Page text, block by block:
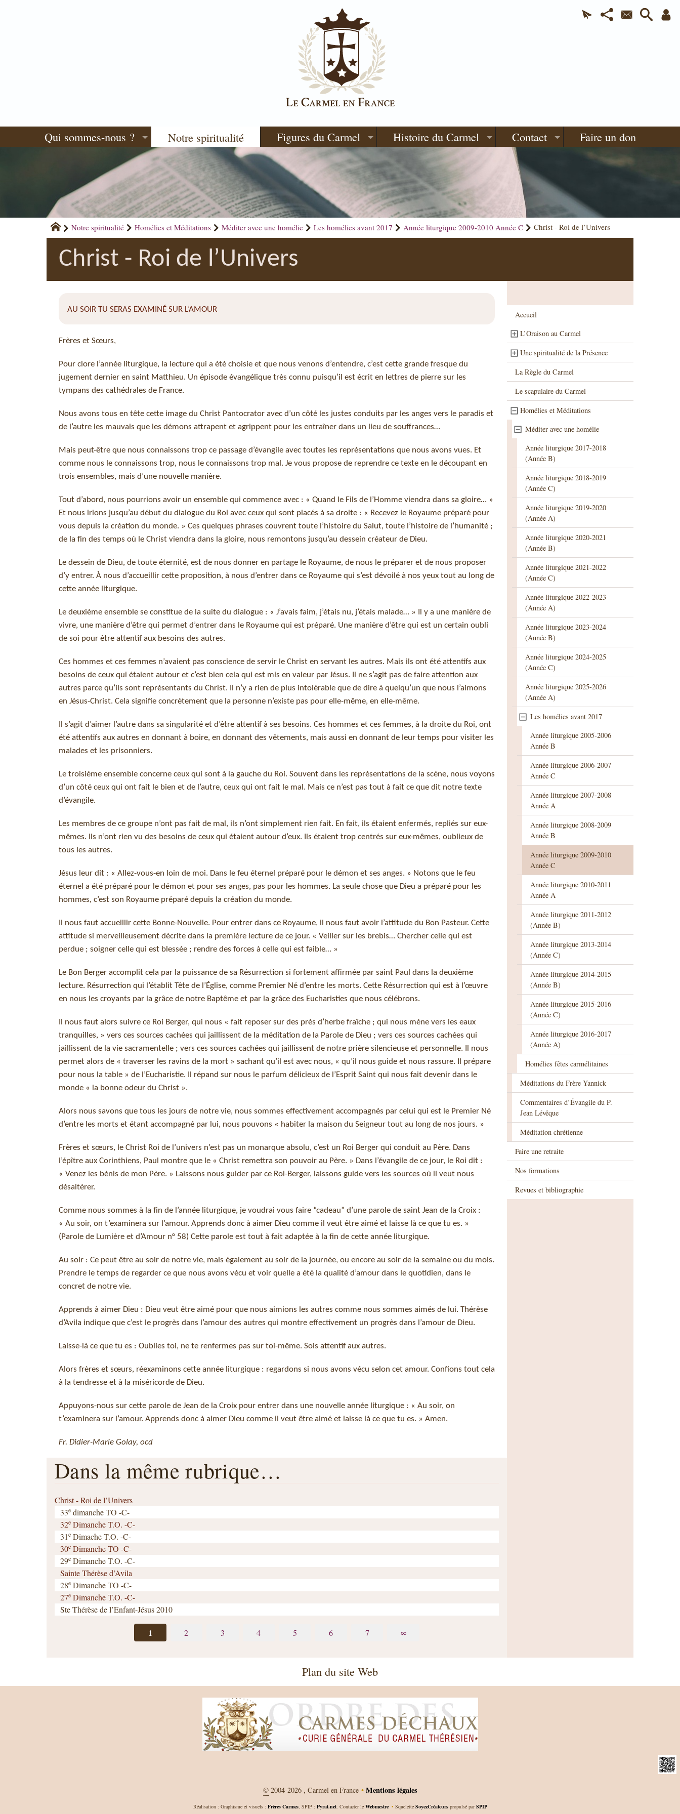
Qui sommes-nous ? Notre spiritualité Figures du Carmel Histoire du Carmel Contact Faire un don
Notre spiritualité Homélies et Méditations Méditer avec une homélie Les homélies avant 2017 Année liturgique 2009-2010 Année C Christ - Roi de l’Univers
Christ - Roi de l’Univers
AU SOIR TU SERAS EXAMINÉ SUR L’AMOUR
Frères et Sœurs,
Pour clore l’année liturgique, la lecture qui a été choisie et que nous venons d’entendre, c’est cette grande fresque du
jugement dernier en saint Matthieu. Un épisode évangélique très connu puisqu’il est écrit en lettres de pierre sur les
tympans des cathédrales de France.
Nous avons tous en tête cette image du Christ Pantocrator avec d’un côté les justes conduits par les anges vers le paradis et
de l’autre les mauvais que les démons attrapent et agrippent pour les entraîner dans un lieu de souffrances…
Mais peut-être que nous connaissons trop ce passage d’évangile avec toutes les représentations que nous avons vues. Et
comme nous le connaissons trop, nous le connaissons trop mal. Je vous propose de reprendre ce texte en le découpant en
trois ensembles, mais d’une nouvelle manière.
Tout d’abord, nous pourrions avoir un ensemble qui commence avec : « Quand le Fils de l’Homme viendra dans sa gloire… »
Et nous irions jusqu’au début du dialogue du Roi avec ceux qui sont placés à sa droite : « Recevez le Royaume préparé pour
vous depuis la création du monde. » Ces quelques phrases couvrent toute l’histoire du Salut, toute l’histoire de l’humanité ;
de la fin des temps où le Christ viendra dans la gloire, nous remontons jusqu’au dessein créateur de Dieu.
Le dessein de Dieu, de toute éternité, est de nous donner en partage le Royaume, de nous le préparer et de nous proposer
d’y entrer. À nous d’accueillir cette proposition, à nous d’entrer dans ce Royaume qui s’est dévoilé à nos yeux tout au long de
cette année liturgique.
Le deuxième ensemble se constitue de la suite du dialogue : « J’avais faim, j’étais nu, j’étais malade… » Il y a une manière de
vivre, une manière d’être qui permet d’entrer dans le Royaume qui est préparé. Une manière d’être qui est un certain oubli
de soi pour être attentif aux besoins des autres.
Ces hommes et ces femmes n’avaient pas conscience de servir le Christ en servant les autres. Mais ils ont été attentifs aux
besoins de ceux qui étaient autour et c’est bien cela qui est mis en valeur par Jésus. Il ne s’agit pas de faire attention aux
autres parce qu’ils sont représentants du Christ. Il n’y a rien de plus intolérable que de dire à quelqu’un que nous l’aimons
en Jésus-Christ. Cela signifie concrètement que la personne n’existe pas pour elle-même, en elle-même.
Il s’agit d’aimer l’autre dans sa singularité et d’être attentif à ses besoins. Ces hommes et ces femmes, à la droite du Roi, ont
été attentifs aux autres en donnant à boire, en donnant des vêtements, mais aussi en donnant de leur temps pour visiter les
malades et les prisonniers.
Le troisième ensemble concerne ceux qui sont à la gauche du Roi. Souvent dans les représentations de la scène, nous voyons
d’un côté ceux qui ont fait le bien et de l’autre, ceux qui ont fait le mal. Mais ce n’est pas tout à fait ce que dit notre texte
d’évangile.
Les membres de ce groupe n’ont pas fait de mal, ils n’ont simplement rien fait. En fait, ils étaient enfermés, repliés sur eux-
mêmes. Ils n’ont rien vu des besoins de ceux qui étaient autour d’eux. Ils étaient trop centrés sur eux-mêmes, oublieux de
tous les autres.
Jésus leur dit : « Allez-vous-en loin de moi. Dans le feu éternel préparé pour le démon et ses anges. » Notons que le feu
éternel a été préparé pour le démon et pour ses anges, pas pour les hommes. La seule chose que Dieu a préparé pour les
hommes, c’est son Royaume préparé depuis la création du monde.
Il nous faut accueillir cette Bonne-Nouvelle. Pour entrer dans ce Royaume, il nous faut avoir l’attitude du Bon Pasteur. Cette
attitude si merveilleusement décrite dans la première lecture de ce jour. « Veiller sur les brebis… Chercher celle qui est
perdue ; soigner celle qui est blessée ; rendre des forces à celle qui est faible… »
Le Bon Berger accomplit cela par la puissance de sa Résurrection si fortement affirmée par saint Paul dans la deuxième
lecture. Résurrection qui l’établit Tête de l’Église, comme Premier Né d’entre les morts. Cette Résurrection qui est à l’œuvre
en nous les croyants par la grâce de notre Baptême et par la grâce des Eucharisties que nous célébrons.
Il nous faut alors suivre ce Roi Berger, qui nous « fait reposer sur des près d’herbe fraîche ; qui nous mène vers les eaux
tranquilles, » vers ces sources cachées qui jaillissent de la méditation de la Parole de Dieu ; vers ces sources cachées qui
jaillissent de la vie sacramentelle ; vers ces sources cachées qui jaillissent de notre prière silencieuse et personnelle. Il nous
permet alors de « traverser les ravins de la mort » sachant qu’il est avec nous, « qu’il nous guide et nous rassure. Il prépare
pour nous la table » de l’Eucharistie. Il répand sur nous le parfum délicieux de l’Esprit Saint qui nous fait devenir dans le
monde « la bonne odeur du Christ ».
Alors nous savons que tous les jours de notre vie, nous sommes effectivement accompagnés par celui qui est le Premier Né
d’entre les morts et étant accompagné par lui, nous pouvons « habiter la maison du Seigneur tout au long de nos jours. »
Frères et sœurs, le Christ Roi de l’univers n’est pas un monarque absolu, c’est un Roi Berger qui conduit au Père. Dans
l’épître aux Corinthiens, Paul montre que le « Christ remettra son pouvoir au Père. » Dans l’évangile de ce jour, le Roi dit :
« Venez les bénis de mon Père. » Laissons nous guider par ce Roi-Berger, laissons guide vers les sources où il veut nous
désaltérer.
Comme nous sommes à la fin de l’année liturgique, je voudrai vous faire “cadeau” d’une parole de saint Jean de la Croix :
« Au soir, on t’examinera sur l’amour. Apprends donc à aimer Dieu comme il veut être aimé et laisse là ce que tu es. »
(Parole de Lumière et d’Amour n° 58) Cette parole est tout à fait adaptée à la fin de cette année liturgique.
Au soir : Ce peut être au soir de notre vie, mais également au soir de la journée, ou encore au soir de la semaine ou du mois.
Prendre le temps de regarder ce que nous avons vécu et voir quelle a été la qualité d’amour dans le quotidien, dans le
concret de notre vie.
Apprends à aimer Dieu : Dieu veut être aimé pour que nous aimions les autres comme nous sommes aimés de lui. Thérèse
d’Avila indique que c’est le progrès dans l’amour des autres qui montre effectivement un progrès dans l’amour de Dieu.
Laisse-là ce que tu es : Oublies toi, ne te renfermes pas sur toi-même. Sois attentif aux autres.
Alors frères et sœurs, réexaminons cette année liturgique : regardons si nous avons vécu selon cet amour. Confions tout cela
à la tendresse et à la miséricorde de Dieu.
Appuyons-nous sur cette parole de Jean de la Croix pour entrer dans une nouvelle année liturgique : « Au soir, on
t’examinera sur l’amour. Apprends donc à aimer Dieu comme il veut être aimé et laisse là ce que tu es. » Amen.
Fr. Didier-Marie Golay, ocd
Dans la même rubrique…
Christ - Roi de l’Univers
33e dimanche TO -C-
32e Dimanche T.O. -C-
31e Dimache T.O. -C-
30e Dimanche TO -C-
29e Dimanche T.O. -C-
Sainte Thérèse d’Avila
28e Dimanche TO -C-
27e Dimanche T.O. -C-
Ste Thérèse de l’Enfant-Jésus 2010
1 2 3 4 5 6 7 ∞
Accueil
L’Oraison au Carmel
Une spiritualité de la Présence
La Règle du Carmel
Le scapulaire du Carmel
Homélies et Méditations
Méditer avec une homélie
Année liturgique 2017-2018
(Année B)
Année liturgique 2018-2019
(Année C)
Année liturgique 2019-2020
(Année A)
Année liturgique 2020-2021
(Année B)
Année liturgique 2021-2022
(Année C)
Année liturgique 2022-2023
(Année A)
Année liturgique 2023-2024
(Année B)
Année liturgique 2024-2025
(Année C)
Année liturgique 2025-2026
(Année A)
Les homélies avant 2017
Année liturgique 2005-2006
Année B
Année liturgique 2006-2007
Année C
Année liturgique 2007-2008
Année A
Année liturgique 2008-2009
Année B
Année liturgique 2009-2010
Année C
Année liturgique 2010-2011
Année A
Année liturgique 2011-2012
(Année B)
Année liturgique 2013-2014
(Année C)
Année liturgique 2014-2015
(Année B)
Année liturgique 2015-2016
(Année C)
Année liturgique 2016-2017
(Année A)
Homélies fêtes carmélitaines
Méditations du Frère Yannick
Commentaires d’Évangile du P.
Jean Lévêque
Méditation chrétienne
Faire une retraite
Nos formations
Revues et bibliographie
Plan du site Web
©2004-2026 , Carmel en France • Mentions légales
Réalisation : Graphisme et visuels : Frères Carmes, SPIP : Pyrat.net. Contacter le Webmestre • Squelette SoyezCréateurspropulsé parSPIP